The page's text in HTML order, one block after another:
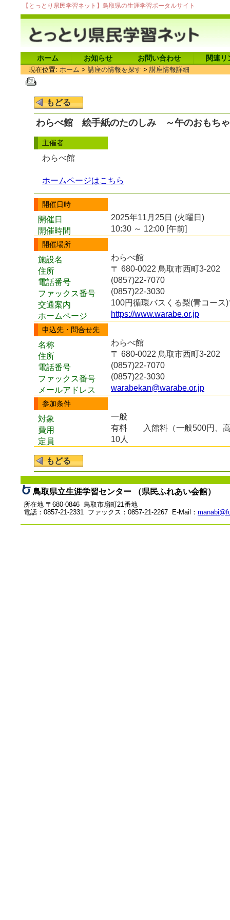
【とっとり県民学習ネット】鳥取県の生涯学習ポータルサイト
ホーム お知らせ お問い合わせ 関連リ
現在位置: ホーム > 講座の情報を探す > 講座情報詳細
わらべ館 絵手紙のたのしみ ～午のおもち
主催者
わらべ館
ホームページはこちら
開催日時
開催日
2025年11月25日 (火曜日)
開催時間
10:30 ～ 12:00 [午前]
開催場所
施設名
わらべ館
住所
〒 680-0022 鳥取市西町3-202
電話番号
(0857)22-7070
ファックス番号
(0857)22-3030
交通案内
100円循環バスくる梨(青コー
ホームページ
https://www.warabe.or.jp
申込先・問合せ先
名称
わらべ館
住所
〒 680-0022 鳥取市西町3-202
電話番号
(0857)22-7070
ファックス番号
(0857)22-3030
メールアドレス
warabekan@warabe.or.jp
参加条件
対象
一般
費用
有料
入館料（一般500円、
定員
10人
鳥取県立生涯学習センター （県民ふれあい会館）
所在地 〒680-0846 鳥取市扇町21番地
電話：0857-21-2331 ファックス：0857-21-2267 E-Mail：